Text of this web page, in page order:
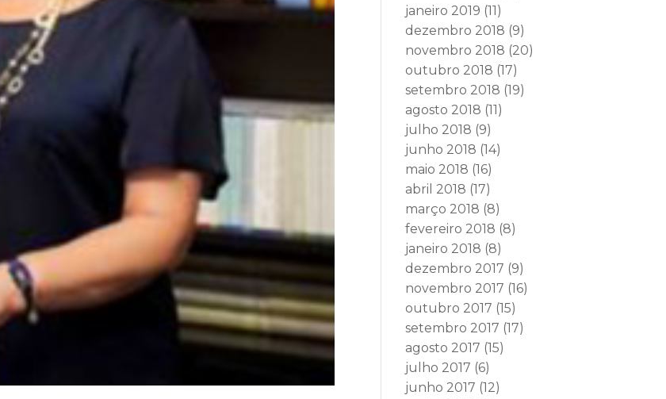
janeiro 2019 (11)
dezembro 2018 (9)
novembro 2018 (20)
outubro 2018 (17)
setembro 2018 (19)
agosto 2018 (11)
julho 2018 (9)
junho 2018 (14)
maio 2018 (16)
abril 2018 (17)
março 2018 (8)
fevereiro 2018 (8)
janeiro 2018 (8)
dezembro 2017 (9)
novembro 2017 (16)
outubro 2017 (15)
setembro 2017 (17)
agosto 2017 (15)
julho 2017 (6)
junho 2017 (12)